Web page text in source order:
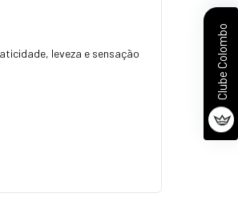
leveza e sensação
Clube Colombo